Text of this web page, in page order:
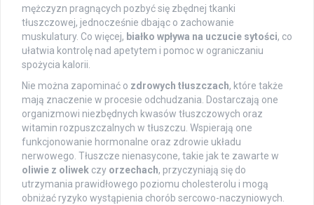
mężczyzn pragnących pozbyć się zbędnej tkanki
tłuszczowej, jednocześnie dbając o zachowanie
muskulatury. Co więcej, białko wpływa na uczucie sytości, co
ułatwia kontrolę nad apetytem i pomoc w ograniczaniu
spożycia kalorii.
Nie można zapominać o zdrowych tłuszczach, które także
mają znaczenie w procesie odchudzania. Dostarczają one
organizmowi niezbędnych kwasów tłuszczowych oraz
witamin rozpuszczalnych w tłuszczu. Wspierają one
funkcjonowanie hormonalne oraz zdrowie układu
nerwowego. Tłuszcze nienasycone, takie jak te zawarte w
oliwie z oliwek czy orzechach, przyczyniają się do
utrzymania prawidłowego poziomu cholesterolu i mogą
obniżać ryzyko wystąpienia chorób sercowo-naczyniowych.